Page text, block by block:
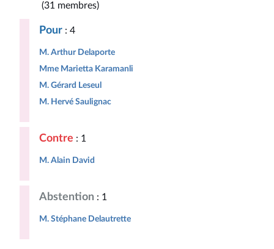
(31 membres)
Pour : 4
M. Arthur Delaporte
Mme Marietta Karamanli
M. Gérard Leseul
M. Hervé Saulignac
Contre : 1
M. Alain David
Abstention : 1
M. Stéphane Delautrette